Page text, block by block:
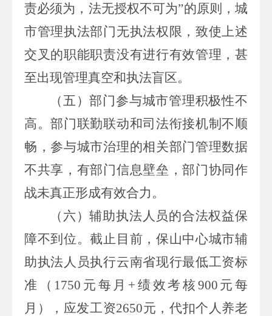
责必须为，法无授权不可为”的原则，城
市管理执法部门无执法权限，致使上述
交叉的职能职责没有进行有效管理，甚
至出现管理真空和执法盲区。
（五）部门参与城市管理积极性不
高。部门联勤联动和司法衔接机制不顺
畅，参与城市治理的相关部门管理数据
不共享，有部门信息壁垒，部门协同作
战未真正形成有效合力。
（六）辅助执法人员的合法权益保
障不到位。截止目前，保山中心城市辅
助执法人员执行云南省现行最低工资标
准（ 1750 元每月 + 绩效考核900 元每
月），应发工资2650元，代扣个人养老